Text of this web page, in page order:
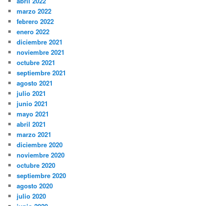
marzo 2022
febrero 2022
enero 2022
diciembre 2021
noviembre 2021
octubre 2021
septiembre 2021
agosto 2021
julio 2021
junio 2021
mayo 2021
abril 2021
marzo 2021
diciembre 2020
noviembre 2020
octubre 2020
septiembre 2020
agosto 2020
julio 2020